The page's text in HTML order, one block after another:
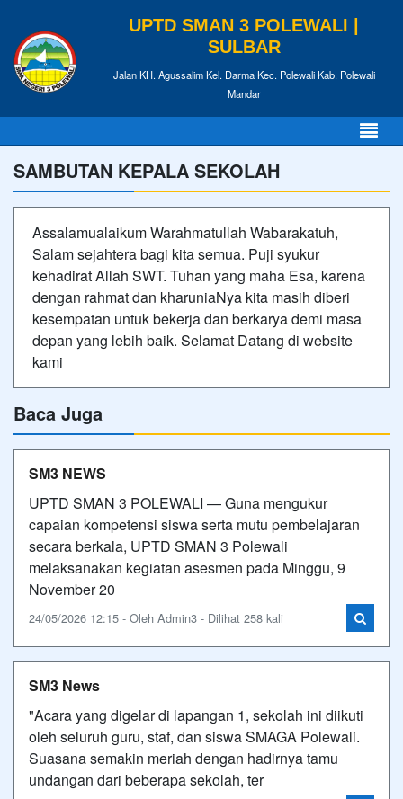
UPTD SMAN 3 POLEWALI |
SULBAR
Jalan KH. Agussalim Kel. Darma Kec. Polewali Kab. Polewali
Mandar
SAMBUTAN KEPALA SEKOLAH
Assalamualaikum Warahmatullah Wabarakatuh,
Salam sejahtera bagi kita semua. Puji syukur
kehadirat Allah SWT. Tuhan yang maha Esa, karena
dengan rahmat dan kharuniaNya kita masih diberi
kesempatan untuk bekerja dan berkarya demi masa
depan yang lebih baik. Selamat Datang di website
kami
Baca Juga
SM3 NEWS
UPTD SMAN 3 POLEWALI — Guna mengukur
capaian kompetensi siswa serta mutu pembelajaran
secara berkala, UPTD SMAN 3 Polewali
melaksanakan kegiatan asesmen pada Minggu, 9
November 20
24/05/2026 12:15 - Oleh Admin3 - Dilihat 258 kali
SM3 News
"Acara yang digelar di lapangan 1, sekolah ini diikuti
oleh seluruh guru, staf, dan siswa SMAGA Polewali.
Suasana semakin meriah dengan hadirnya tamu
undangan dari beberapa sekolah, ter